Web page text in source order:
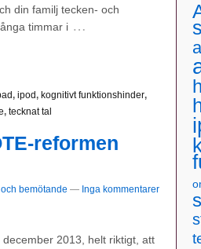
din familj tecken- och
timmar i …
, ipod, kognitivt funktionshinder,
, tecknat tal
reformen
bemötande — Inga kommentarer
2013, helt riktigt, att